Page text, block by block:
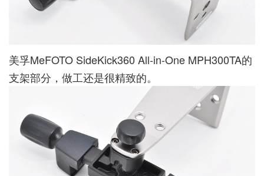
美孚MeFOTO SideKick360 All-in-One MPH300TA的
支架部分，做工还是很精致的。